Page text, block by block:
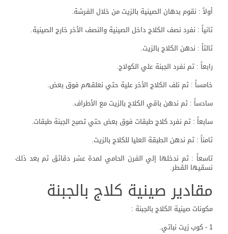
أولاً : نقوم بدهان الصينية بالزيت من خلال الفرشة.
ثانياً : نفرد نصف الكلاج داخل الصينية والنصف الأخر خارج الصينية.
ثالثاً : ندهن الكلاج بالزيت.
رابعاً : ثم نفرد الجبنة علي الكولاج.
خامساً : ثم نلف الكلاج الأخر علية حتي نعلقهم فوق بعض.
سادساً : ثم ندهن باقي الكلاج بالزيت مع الأطراف.
سابعاً : ثم نفرد كلاج طبقات فوق بعض حتي تصبح الجبنة طبقات.
ثامناً : ثم ندهن الطبقة العليا للكلاج بالزيت.
تاسعاً : ثم ندخلها إلي الفرن الحامي لمدة عشر دقائق ثم بعد ذلك
نسقيها القطر.
مقادير صينية كلاج بالجبنة
مكونات صينية الكلاج بالجبنة :
1 - كوب زيت نباتي.